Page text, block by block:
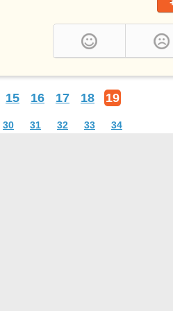
15 16 17 18 19
30 31 32 33 34